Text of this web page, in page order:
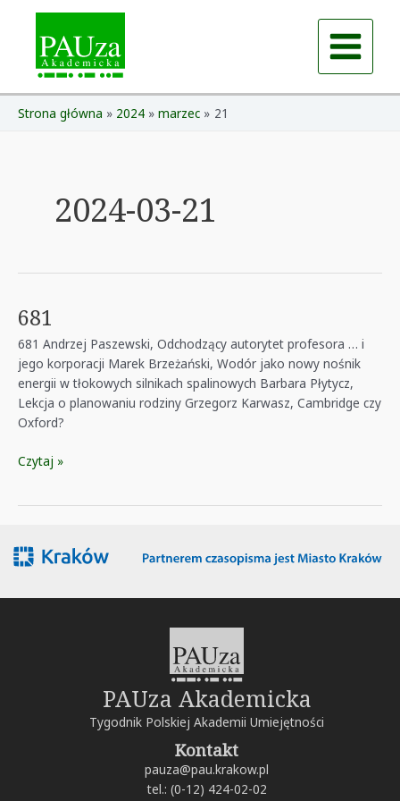
Main
Menu
Strona główna 2024 marzec 21
2024-03-21
681
681 Andrzej Paszewski, Odchodzący autorytet profesora … i
jego korporacji Marek Brzeżański, Wodór jako nowy nośnik
energii w tłokowych silnikach spalinowych Barbara Płytycz,
Lekcja o planowaniu rodziny Grzegorz Karwasz, Cambridge czy
Oxford?
681
Czytaj »
PAUza Akademicka
Tygodnik Polskiej Akademii Umiejętności
Kontakt
pauza@pau.krakow.pl
tel.: (0-12) 424-02-02